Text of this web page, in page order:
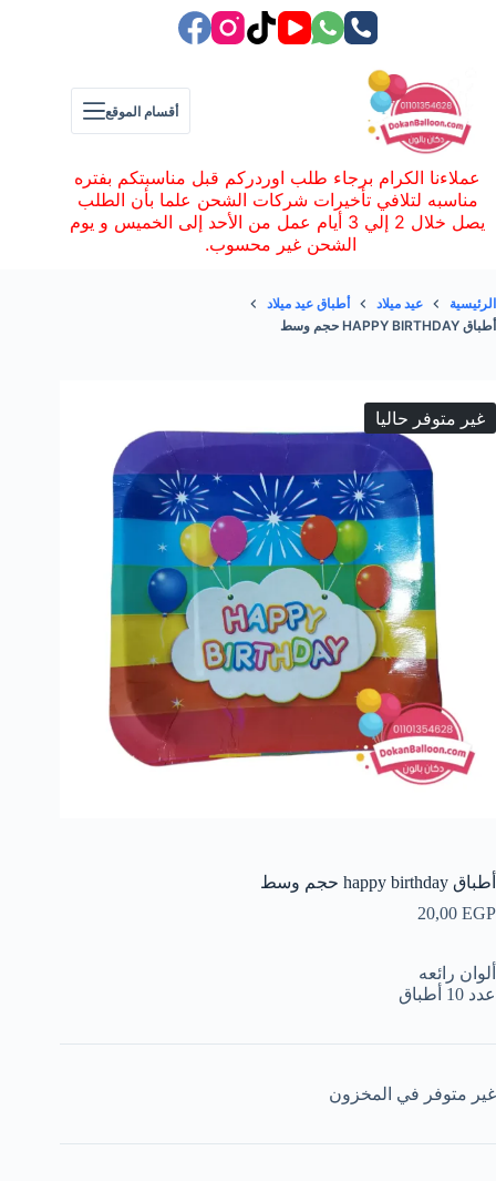
أقسام الموقع
عملاءنا الكرام برجاء طلب اوردركم قبل مناسبتكم بفتره
مناسبه لتلافي تأخيرات شركات الشحن علما بأن الطلب
يصل خلال 2 إلي 3 أيام عمل من الأحد إلى الخميس و يوم
الشحن غير محسوب.
الرئيسية عيد ميلاد
أطباق عيد ميلاد
أطباق HAPPY BIRTHDAY حجم وسط
غير متوفر حاليا
أطباق happy birthday حجم وسط
20,00 EGP
ألوان رائعه
عدد 10 أطباق
غير متوفر في المخزون